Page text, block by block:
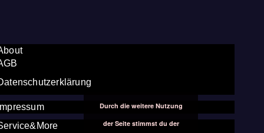
Durch die weitere Nutzung
der Seite stimmst du der